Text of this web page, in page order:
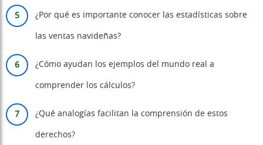
¿Por qué es importante conocer las estadísticas sobre
las ventas navideñas?
¿Cómo ayudan los ejemplos del mundo real a
comprender los cálculos?
¿Qué analogías facilitan la comprensión de estos
derechos?